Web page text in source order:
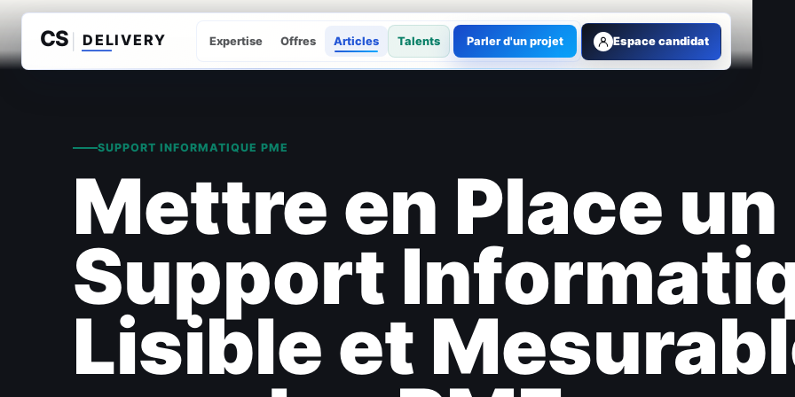
Expertise Offres Articles Talents Parler d'un projet Espace candidat
SUPPORT INFORMATIQUE PME
Mettre en Place un
Support
Lisible et